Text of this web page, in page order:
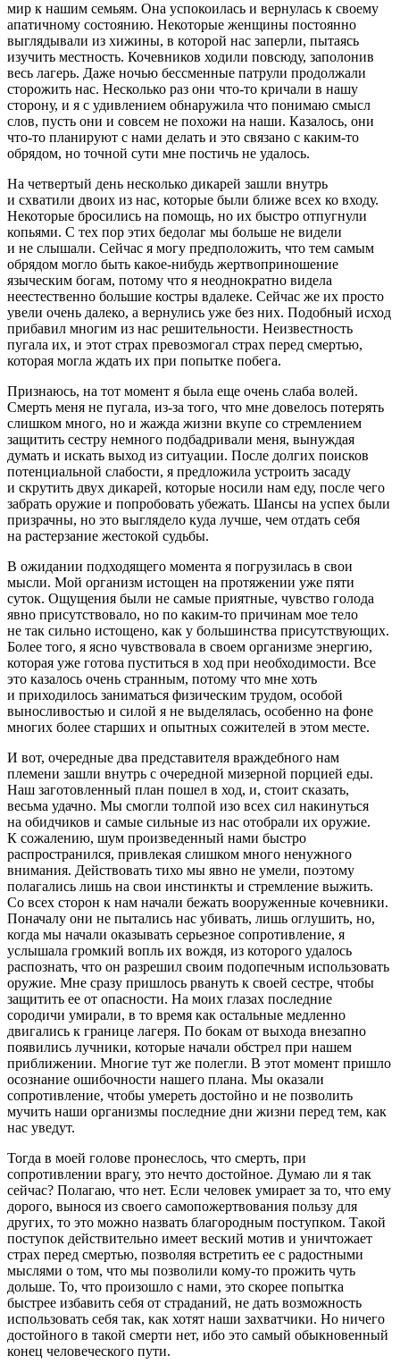
мир к нашим семьям. Она успокоилась и вернулась к своему
апатичному состоянию. Некоторые женщины постоянно
выглядывали из хижины, в которой нас заперли, пытаясь
изучить местность. Кочевников ходили повсюду, заполонив
весь лагерь. Даже ночью бессменные патрули продолжали
сторожить нас. Несколько раз они что-то кричали в нашу
сторону, и я с удивлением обнаружила что понимаю смысл
слов, пусть они и совсем не похожи на наши. Казалось, они
что-то планируют с нами делать и это связано с каким-то
обрядом, но точной сути мне постичь не удалось.
На четвертый день несколько дикарей зашли внутрь
и схватили двоих из нас, которые были ближе всех ко входу.
Некоторые бросились на помощь, но их быстро отпугнули
копьями. С тех пор этих бедолаг мы больше не видели
и не слышали. Сейчас я могу предположить, что тем самым
обрядом могло быть какое-нибудь жертвоприношение
языческим богам, потому что я неоднократно видела
неестественно большие костры вдалеке. Сейчас же их просто
увели очень далеко, а вернулись уже без них. Подобный исход
прибавил многим из нас решительности. Неизвестность
пугала их, и этот страх превозмогал страх перед смертью,
которая могла ждать их при попытке побега.
Признаюсь, на тот момент я была еще очень слаба волей.
Смерть меня не пугала, из-за того, что мне довелось потерять
слишком много, но и жажда жизни вкупе со стремлением
защитить сестру немного подбадривали меня, вынуждая
думать и искать выход из ситуации. После долгих поисков
потенциальной слабости, я предложила устроить засаду
и скрутить двух дикарей, которые носили нам еду, после чего
забрать оружие и попробовать убежать. Шансы на успех были
призрачны, но это выглядело куда лучше, чем отдать себя
на растерзание жестокой судьбы.
В ожидании подходящего момента я погрузилась в свои
мысли. Мой организм истощен на протяжении уже пяти
суток. Ощущения были не самые приятные, чувство голода
явно присутствовало, но по каким-то причинам мое тело
не так сильно истощено, как у большинства присутствующих.
Более того, я ясно чувствовала в своем организме энергию,
которая уже готова пуститься в ход при необходимости. Все
это казалось очень странным, потому что мне хоть
и приходилось заниматься физическим трудом, особой
выносливостью и силой я не выделялась, особенно на фоне
многих более старших и опытных сожителей в этом месте.
И вот, очередные два представителя враждебного нам
племени зашли внутрь с очередной мизерной порцией еды.
Наш заготовленный план пошел в ход, и, стоит сказать,
весьма удачно. Мы смогли толпой изо всех сил накинуться
на обидчиков и самые сильные из нас отобрали их оружие.
К сожалению, шум произведенный нами быстро
распространился, привлекая слишком много ненужного
внимания. Действовать тихо мы явно не умели, поэтому
полагались лишь на свои инстинкты и стремление выжить.
Со всех сторон к нам начали бежать вооруженные кочевники.
Поначалу они не пытались нас убивать, лишь оглушить, но,
когда мы начали оказывать серьезное сопротивление, я
услышала громкий вопль их вождя, из которого удалось
распознать, что он разрешил своим подопечным использовать
оружие. Мне сразу пришлось рвануть к своей сестре, чтобы
защитить ее от опасности. На моих глазах последние
сородичи умирали, в то время как остальные медленно
двигались к границе лагеря. По бокам от выхода внезапно
появились лучники, которые начали обстрел при нашем
приближении. Многие тут же полегли. В этот момент пришло
осознание ошибочности нашего плана. Мы оказали
сопротивление, чтобы умереть достойно и не позволить
мучить наши организмы последние дни жизни перед тем, как
нас уведут.
Тогда в моей голове пронеслось, что смерть, при
сопротивлении врагу, это нечто достойное. Думаю ли я так
сейчас? Полагаю, что нет. Если человек умирает за то, что ему
дорого, вынося из своего самопожертвования пользу для
других, то это можно назвать благородным поступком. Такой
поступок действительно имеет веский мотив и уничтожает
страх перед смертью, позволяя встретить ее с радостными
мыслями о том, что мы позволили кому-то прожить чуть
дольше. То, что произошло с нами, это скорее попытка
быстрее избавить себя от страданий, не дать возможность
использовать себя так, как хотят наши захватчики. Но ничего
достойного в такой смерти нет, ибо это самый обыкновенный
конец человеческого пути.